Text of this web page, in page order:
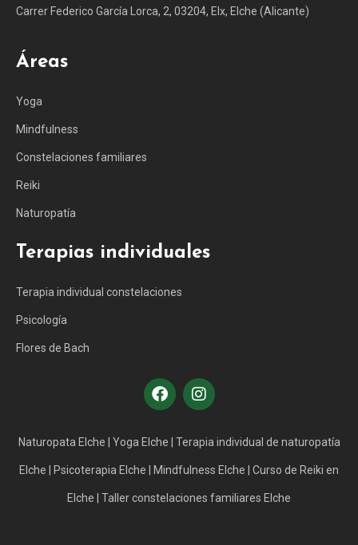
Carrer Federico García Lorca, 2, 03204, Elx, Elche (Alicante)
Áreas
Yoga
Mindfulness
Constelaciones familiares
Reiki
Naturopatía
Terapias individuales
Terapia individual constelaciones
Psicología
Flores de Bach
Naturopata Elche Yoga Elche Terapia individual de naturopatía
Elche Psicoterapia Elche Mindfulness Elche Curso de Reiki en
Elche Taller constelaciones familiares Elche